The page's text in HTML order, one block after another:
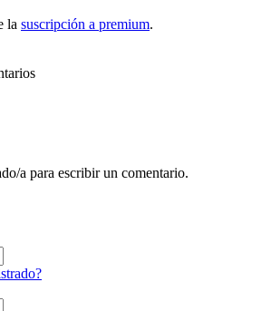
la suscripción a premium.
a para escribir un comentario.